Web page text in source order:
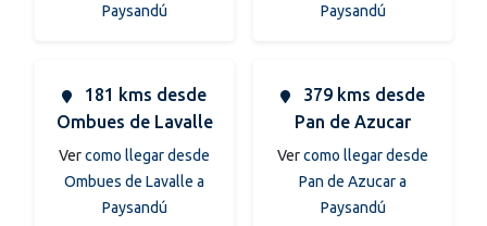
Paysandú
Paysandú
181 kms desde
Ombues de Lavalle
Vercomo llegar desde
Ombues de Lavalle a
Paysandú
379 kms desde
Pan de Azucar
Vercomo llegar desde
Pan de Azucar a
Paysandú